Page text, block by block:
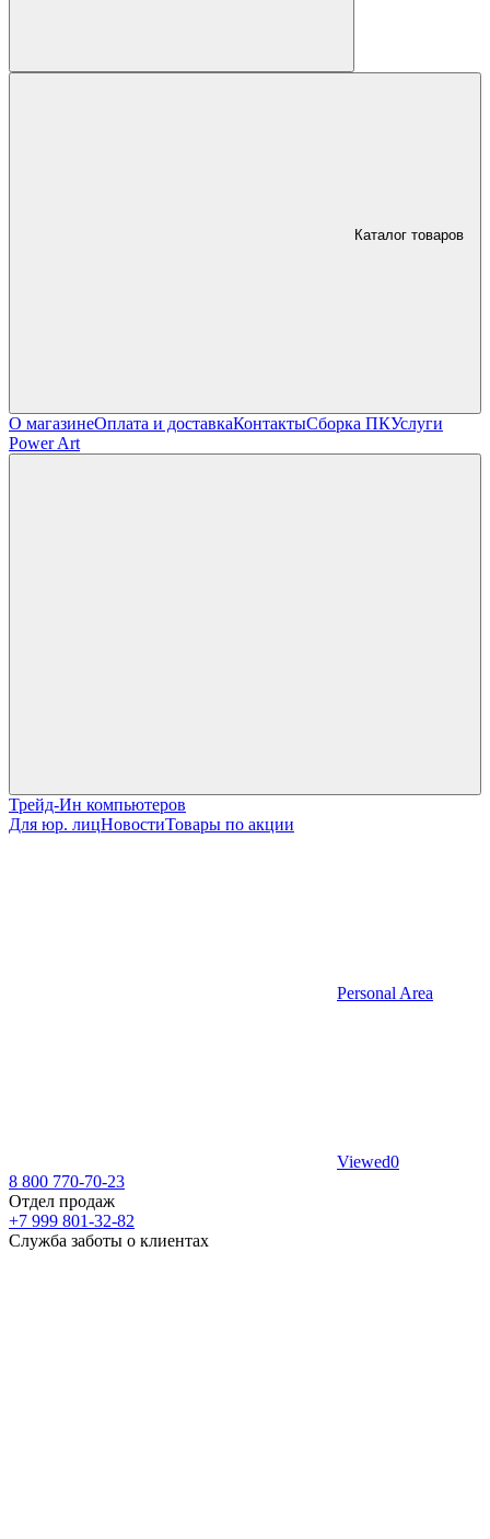
Каталог товаров
О магазинеОплата и доставкаКонтактыСборка ПКУслуги
Power Art
Трейд-Ин компьютеров
Для юр. лицНовостиТовары по акции
Personal Area
Viewed0
8 800 770-70-23
Отдел продаж
+7 999 801-32-82
Служба заботы о клиентах